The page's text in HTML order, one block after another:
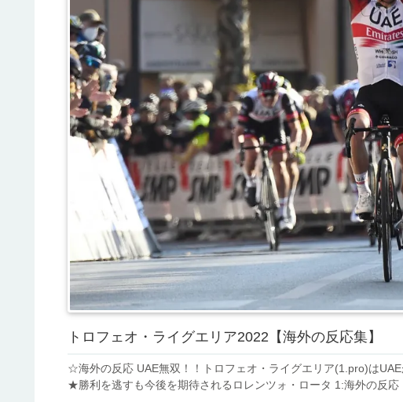
トロフェオ・ライグエリア2022【海外の反応集】
☆海外の反応 UAE無双！！トロフェオ・ライグエリア(1.pro)は
★勝利を逃すも今後を期待されるロレンツォ・ロータ 1:海外の反応